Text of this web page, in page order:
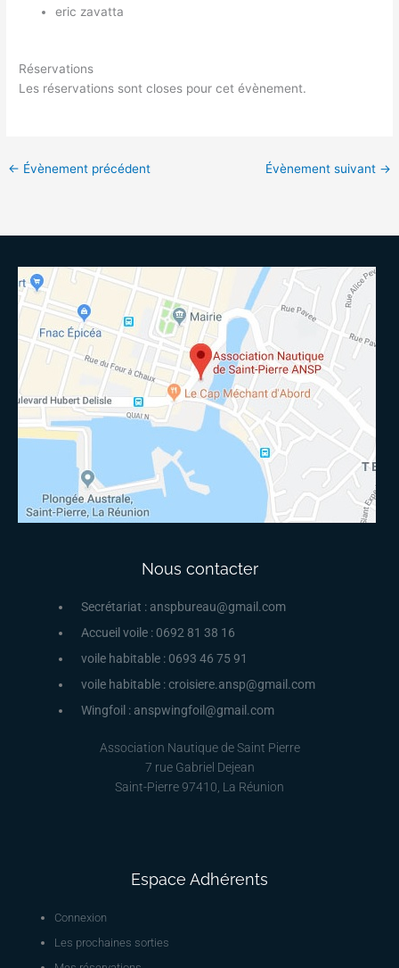
eric zavatta
Réservations
Les réservations sont closes pour cet évènement.
← Évènement précédent Évènement suivant →
Nous contacter
Secrétariat : anspbureau@gmail.com
Accueil voile : 0692 81 38 16
voile habitable : 0693 46 75 91
voile habitable : croisiere.ansp@gmail.com
Wingfoil : anspwingfoil@gmail.com
Association Nautique de Saint Pierre
7 rue Gabriel Dejean
Saint-Pierre 97410, La Réunion
Espace Adhérents
Connexion
Les prochaines sorties